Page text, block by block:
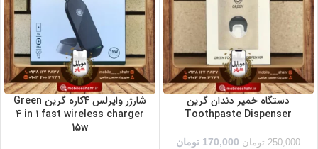
دستگاه خمیر دندان گرین
Toothpaste Dispenser
250,000 تومان 170,000 تومان
شارژر وایرلس 4کاره گرین Green
4 in 1 fast wireless charger
15w